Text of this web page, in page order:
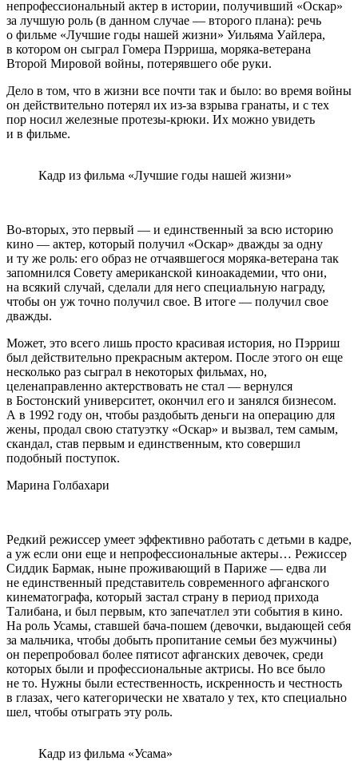
непрофессиональный актер в истории, получивший «Оскар»
за лучшую роль (в данном случае — второго плана): речь
о фильме «Лучшие годы нашей жизни» Уильяма Уайлера,
в котором он сыграл Гомера Пэрриша, моряка-ветерана
Второй Мировой войны, потерявшего обе руки.
Дело в том, что в жизни все почти так и было: во время войны
он действительно потерял их из-за взрыва гранаты, и с тех
пор носил железные протезы-крюки. Их можно увидеть
и в фильме.
Кадр из фильма «Лучшие годы нашей жизни»
Во-вторых, это первый — и единственный за всю историю
кино — актер, который получил «Оскар» дважды за одну
и ту же роль: его образ не отчаявшегося моряка-ветерана так
запомнился Совету американской киноакадемии, что они,
на всякий случай, сделали для него специальную награду,
чтобы он уж точно получил свое. В итоге — получил свое
дважды.
Может, это всего лишь просто красивая история, но Пэрриш
был действительно прекрасным актером. После этого он еще
несколько раз сыграл в некоторых фильмах, но,
целенаправленно актерствовать не стал — вернулся
в Бостонский университет, окончил его и занялся бизнесом.
А в 1992 году он, чтобы раздобыть деньги на операцию для
жены, продал свою статуэтку «Оскар» и вызвал, тем самым,
скандал, став первым и единственным, кто совершил
подобный поступок.
Марина Голбахари
Редкий режиссер умеет эффективно работать с детьми в кадре,
а уж если они еще и непрофессиональные актеры… Режиссер
Сиддик Бармак, ныне проживающий в Париже — едва ли
не единственный представитель современного афганского
кинематографа, который застал страну в период прихода
Талибана, и был первым, кто запечатлел эти события в кино.
На роль Усамы, ставшей бача-пошем (девочки, выдающей себя
за мальчика, чтобы добыть пропитание семьи без мужчины)
он перепробовал более пятисот афганских девочек, среди
которых были и профессиональные актрисы. Но все было
не то. Нужны были естественность, искренность и честность
в глазах, чего категорически не хватало у тех, кто специально
шел, чтобы отыграть эту роль.
Кадр из фильма «Усама»